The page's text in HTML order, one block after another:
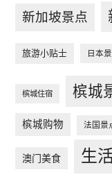
新加坡景点
旅游小贴士 日本
槟城住宿 槟城
槟城购物 法国景
澳门美食 生